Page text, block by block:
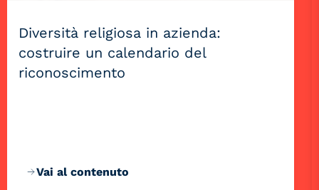
Diversità religiosa in azienda:
costruire un calendario del
riconoscimento
Vai al contenuto